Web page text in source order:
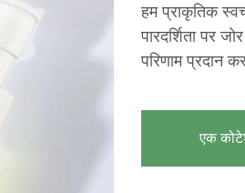
हम प्राकृतिक
पारदर्शिता पर
परिणाम प्रदान
एक